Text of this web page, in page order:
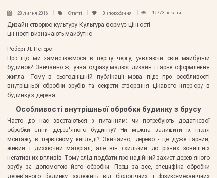
28 липня 2016 Статті 0 вподобання 19773 покази
Дизайн створює культуру. Культура формує цінності
Цінності визначають майбутнє.
Роберт Л. Петерс
Про що ми замислюємося в першу чергу, уявляючи свій майбутній
будинок? Звичайно ж, уява одразу малює дизайн і гарне оформлення
житла. Тому в сьогоднішній публікації мова піде про особливості
внутрішньої обробки зрубів та секрети створення цікавого інтер'єру в
будинку з дерева.
Особливості внутрішньої обробки будинку з брусу
Часто до нас звертаються з питанням: чи потребують додаткової
обробки стіни дерев'яного будинку? Чи можна залишити їх після
монтажу в первісному вигляді? Звичайно, дерево - це дуже гарний,
живий і дихаючий матеріал, але він схильний до різних зовнішніх
негативних впливів. Тому слід подбати про надійний захист дерев'яного
зрубу за допомогою його обробки. Перш за все, специфіка обробки
дерев'яного будинку залежить від біологічних і фізико-механічних